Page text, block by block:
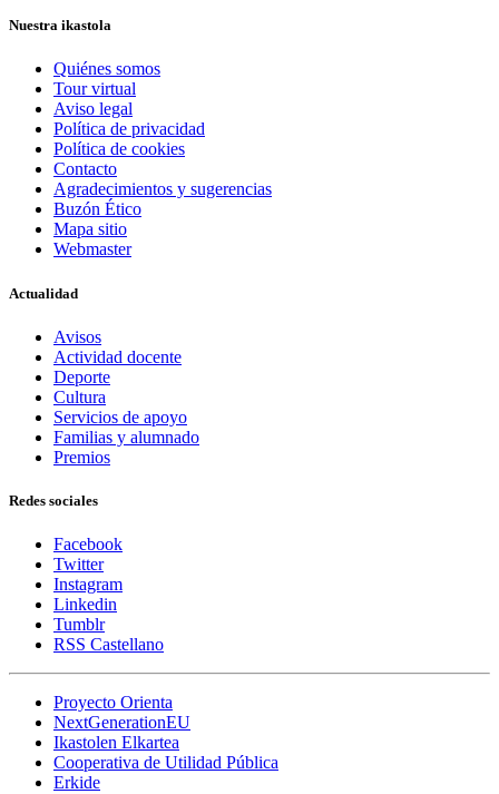
Nuestra ikastola
Quiénes somos
Tour virtual
Aviso legal
Política de privacidad
Política de cookies
Contacto
Agradecimientos y sugerencias
Buzón Ético
Mapa sitio
Webmaster
Actualidad
Avisos
Actividad docente
Deporte
Cultura
Servicios de apoyo
Familias y alumnado
Premios
Redes sociales
Facebook
Twitter
Instagram
Linkedin
Tumblr
RSS Castellano
Proyecto Orienta
NextGenerationEU
Ikastolen Elkartea
Cooperativa de Utilidad Pública
Erkide